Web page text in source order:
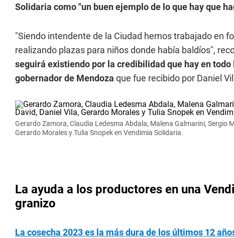
Solidaria como "un buen ejemplo de lo que hay que
"Siendo intendente de la Ciudad hemos trabajado en
realizando plazas para niños donde había baldíos",
seguirá existiendo por la credibilidad que hay en
gobernador de Mendoza que fue recibido por Daniel
Gerardo Zamora, Claudia Ledesma Abdala, Malena Galmarini, Sergio
Gerardo Morales y Tulia Snopek en Vendimia Solidaria.
La ayuda a los productores en una
granizo
La cosecha 2023 es la más dura de los últimos 12